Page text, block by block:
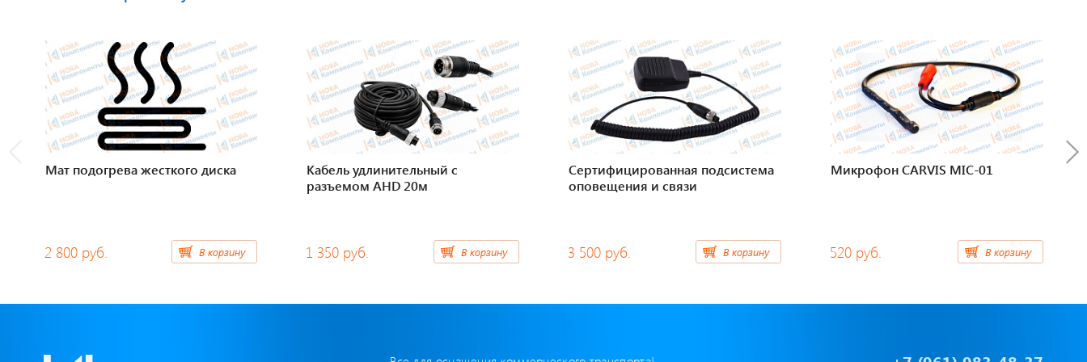
Мат подогрева жесткого диска
2 800 руб. В корзину
Кабель удлинительный с
разъемом AHD 20м
1 350 руб. В корзину
Сертифицированная подсистема
оповещения и связи
3 500 руб. В корзину
Микрофон CARVIS MIC-01
520 руб. В корзину